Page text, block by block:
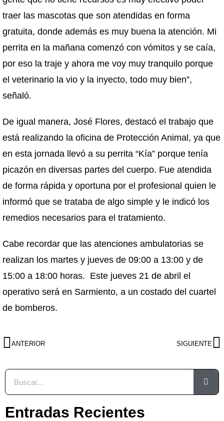
traer las mascotas que son atendidas en forma
gratuita, donde además es muy buena la atención. Mi
perrita en la mañana comenzó con vómitos y se caía,
por eso la traje y ahora me voy muy tranquilo porque
el veterinario la vio y la inyecto, todo muy bien”,
señaló.
De igual manera, José Flores, destacó el trabajo que
está realizando la oficina de Protección Animal, ya que
en esta jornada llevó a su perrita “Kía” porque tenía
picazón en diversas partes del cuerpo. Fue atendida
de forma rápida y oportuna por el profesional quien le
informó que se trataba de algo simple y le indicó los
remedios necesarios para el tratamiento.
Cabe recordar que las atenciones ambulatorias se
realizan los martes y jueves de 09:00 a 13:00 y de
15:00 a 18:00 horas. Este jueves 21 de abril el
operativo será en Sarmiento, a un costado del cuartel
de bomberos.
ANTERIOR SIGUIENTE
Entradas Recientes